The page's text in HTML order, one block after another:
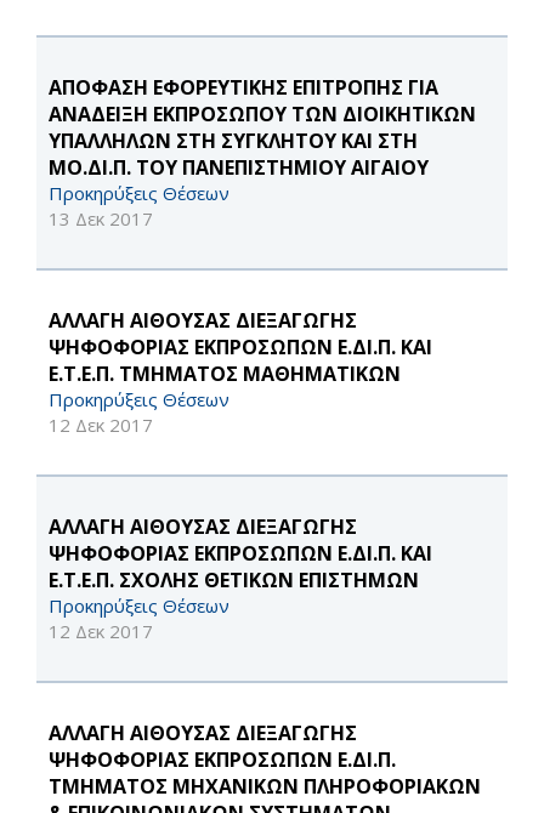
ΑΠΟΦΑΣΗ ΕΦΟΡΕΥΤΙΚΗΣ ΕΠΙΤΡΟΠΗΣ ΓΙΑ
ΑΝΑΔΕΙΞΗ ΕΚΠΡΟΣΩΠΟΥ ΤΩΝ ΔΙΟΙΚΗΤΙΚΩΝ
ΥΠΑΛΛΗΛΩΝ ΣΤΗ ΣΥΓΚΛΗΤΟΥ ΚΑΙ ΣΤΗ
ΜΟ.ΔΙ.Π. ΤΟΥ ΠΑΝΕΠΙΣΤΗΜΙΟΥ ΑΙΓΑΙΟΥ
Προκηρύξεις Θέσεων
13 Δεκ 2017
ΑΛΛΑΓΗ ΑΙΘΟΥΣΑΣ ΔΙΕΞΑΓΩΓΗΣ
ΨΗΦΟΦΟΡΙΑΣ ΕΚΠΡΟΣΩΠΩΝ Ε.ΔΙ.Π. ΚΑΙ
Ε.Τ.Ε.Π. ΤΜΗΜΑΤΟΣ ΜΑΘΗΜΑΤΙΚΩΝ
Προκηρύξεις Θέσεων
12 Δεκ 2017
ΑΛΛΑΓΗ ΑΙΘΟΥΣΑΣ ΔΙΕΞΑΓΩΓΗΣ
ΨΗΦΟΦΟΡΙΑΣ ΕΚΠΡΟΣΩΠΩΝ Ε.ΔΙ.Π. ΚΑΙ
Ε.Τ.Ε.Π. ΣΧΟΛΗΣ ΘΕΤΙΚΩΝ ΕΠΙΣΤΗΜΩΝ
Προκηρύξεις Θέσεων
12 Δεκ 2017
ΑΛΛΑΓΗ ΑΙΘΟΥΣΑΣ ΔΙΕΞΑΓΩΓΗΣ
ΨΗΦΟΦΟΡΙΑΣ ΕΚΠΡΟΣΩΠΩΝ Ε.ΔΙ.Π.
ΤΜΗΜΑΤΟΣ ΜΗΧΑΝΙΚΩΝ ΠΛΗΡΟΦΟΡΙΑΚΩΝ